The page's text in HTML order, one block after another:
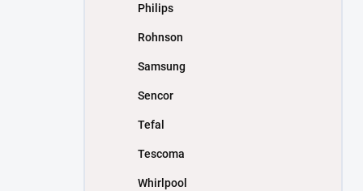
Philips
Rohnson
Samsung
Sencor
Tefal
Tescoma
Whirlpool